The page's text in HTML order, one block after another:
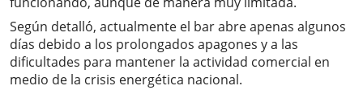
Según detalló, actualmente el bar abre apenas algunos
días debido a los prolongados apagones y a las
dificultades para mantener la actividad comercial en
medio de la crisis energética nacional.